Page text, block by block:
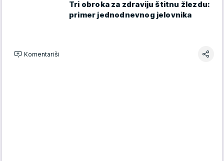
Tri obroka za zdraviju štitnu žlezdu:
primer jednodnevnog jelovnika
Komentariši